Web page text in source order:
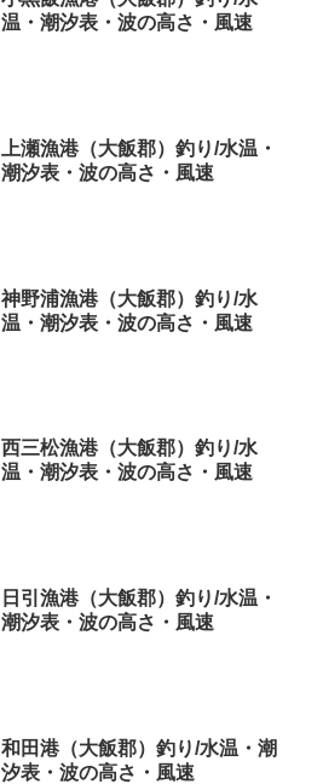
温・潮汐表・波の高さ・風速
上瀬漁港（大飯郡）釣り/水温・
潮汐表・波の高さ・風速
神野浦漁港（大飯郡）釣り/水
温・潮汐表・波の高さ・風速
西三松漁港（大飯郡）釣り/水
温・潮汐表・波の高さ・風速
日引漁港（大飯郡）釣り/水温・
潮汐表・波の高さ・風速
和田港（大飯郡）釣り/水温・潮
汐表・波の高さ・風速